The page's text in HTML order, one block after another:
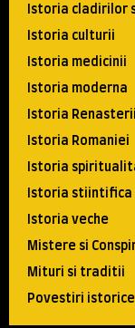
Istoria cladirilor
Istoria culturii
Istoria medicinii
Istoria moderna
Istoria
Istoria Romaniei
Istoria
Istoria stiintifica
Istoria veche
Mistere si
Mituri si traditii
Povestiri